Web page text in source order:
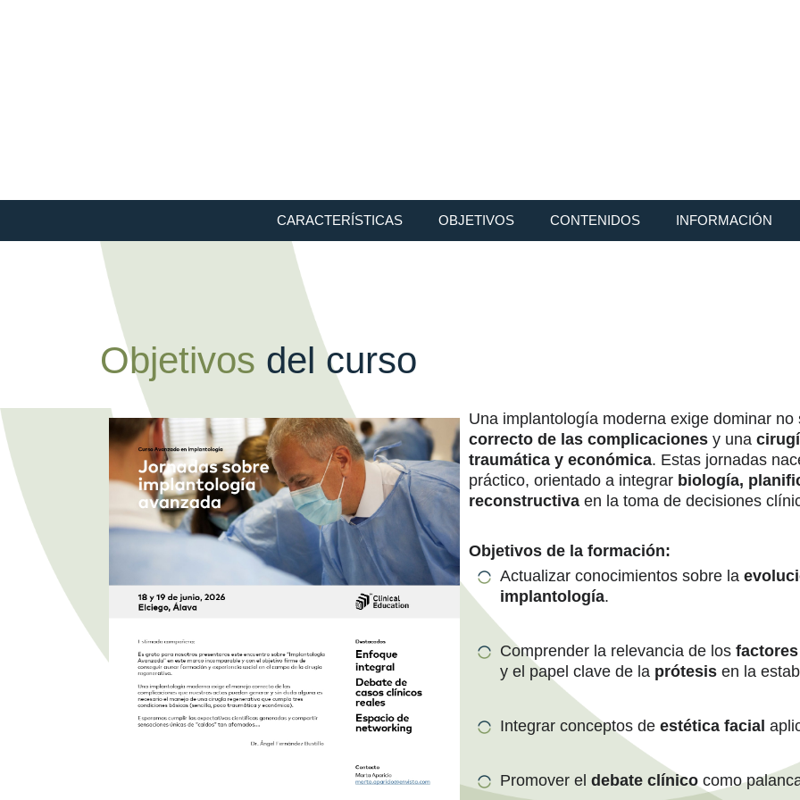
CARACTERÍSTICAS OBJETIVOS CONTENIDOS INFORMACIÓN
Objetivos del curso
Una implantología moderna exige dominar no
correcto de las complicaciones y una
traumática y económica. Estas jornadas
práctico, orientado a integrar biología,
reconstructiva en la toma de decisiones
Objetivos de la formación:
Actualizar conocimientos sobre la
implantología.
Comprender la relevancia de los
y el papel clave de la prótesis en la
Integrar conceptos deestética facial
Promover eldebate clínico como